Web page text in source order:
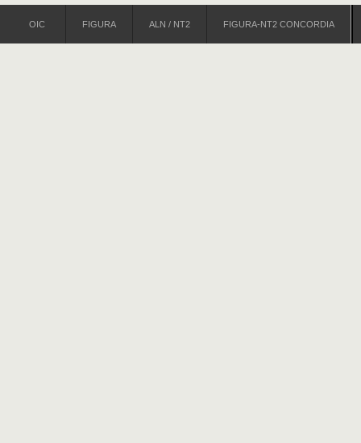
OIC FIGURA ALN / NT2 FIGURA-NT2 CONCORDIA